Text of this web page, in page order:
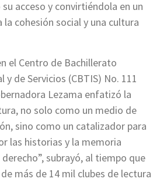
acceso y convirtiéndola en un
cohesión social y una cultura
el Centro de Bachillerato
de Servicios (CBTIS) No. 111
Lezama enfatizó la
no solo como un medio de
sino como un catalizador para
las historias y la memoria
subrayó, al tiempo que
más de 14 mil clubes de lectura